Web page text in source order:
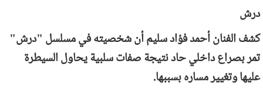
درش
كشف الفنان أحمد فؤاد سليم أن شخصيته في مسلسل "درش"
تمر بصراع داخلي حاد نتيجة صفات سلبية يحاول السيطرة
عليها وتغيير مساره بسببها.